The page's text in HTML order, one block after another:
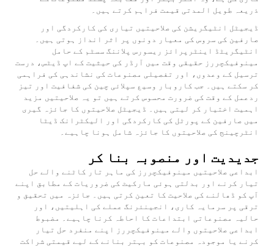
ذریعہ طویل المدتی قیمت فراہم کرتے ہیں۔
ڈیجیٹل انٹیگریشن کی صلاحیتیں تیاری کی کارکردگی اور
صارفین کی سروس کی معیار دونوں پر اثر انداز ہوتی ہیں۔
انٹیگریٹڈ اینٹرپرائز ریسورس پلاننگ سسٹم کے حامل
مینوفیکچررز حقیقی وقت میں آرڈر کی حیثیت کے اپ ڈیٹس، درست
ترسیل کے وعدوں، اور تفصیلی مصنوعات کی نشاندہی کی فراہمی
کر سکتے ہیں۔ جب کاروبار وسیع سپلائی چین کی شفافیت اور تیز
ردعمل کے وقت کی ضرورت محسوس کرتے ہیں تو یہ صلاحیتیں مزید
اہمیت اختیار کر لیتی ہیں۔ ڈیجیٹل صلاحیتوں کا جائزہ گیری
میں صارفین کے پورٹل کی کارکردگی اور الیکٹرانک ڈیٹا
انٹرچینج کی صلاحیتوں کا جائزہ شامل ہونا چاہیے۔
جديدیت اور منصوبہ بنا کر
ابداعی صلاحیتیں مینوفیکچررز کی ماہر تار کاٹنے والے حل
تیار کرنے اور بدلتی ہوئی مارکیٹ کی ضروریات کے مطابق اپنے
آپ کو ڈھالنے کی صلاحیت کا تعین کرتی ہیں۔ جائزہ میں تحقیق و
ترقی پر سرمایہ کاری، انجینئرنگ عملے کی اہلیتیں، اور
حالیہ مصنوعاتی ابتداعات کا احاطہ کرنا چاہیے۔ مضبوط
ابداعی صلاحیتوں والے مینوفیکچررز اپنے منفرد حل تیار
کرنے یا موجودہ مصنوعات کو بہتر بنانے کے لیے قیمتی شراکت